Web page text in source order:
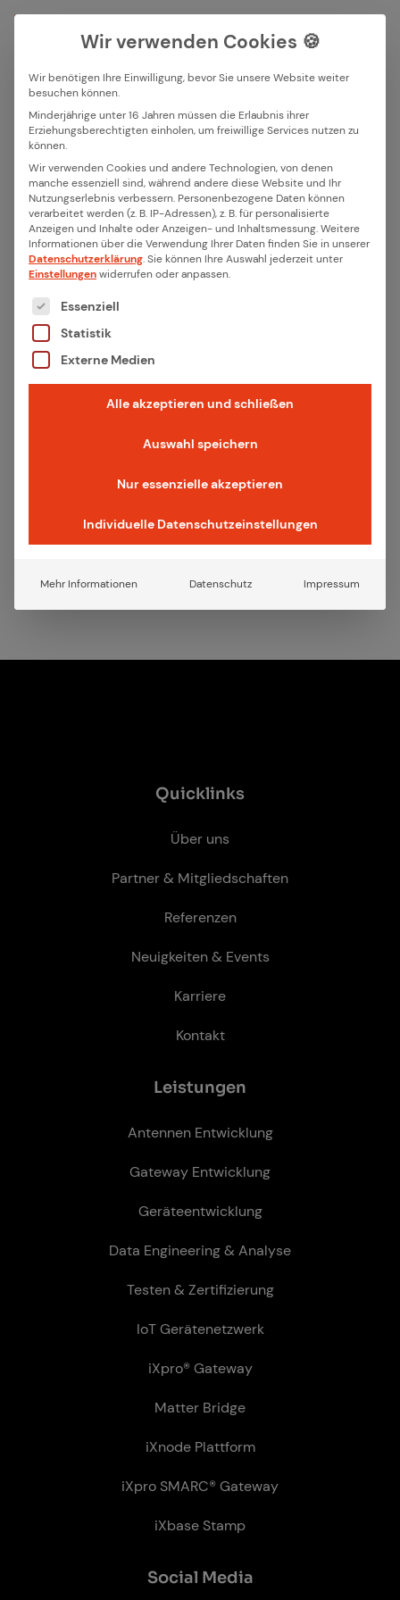
Suchfeld
Alle Bei­trä­ge mit dem
Schlag­wort „Events“
Light & Building 2024 keyvisual
Events
Weiterlesen
Quicklinks
Über uns
Partner & Mitgliedschaften
Referenzen
Neuigkeiten & Events
Karriere
Kontakt
Leis­tun­gen
Antennen Entwicklung
Gateway Entwicklung
Geräteentwicklung
Data Engineering & Analyse
Testen & Zertifizierung
IoT Gerätenetzwerk
iXpro® Gateway
Matter Bridge
iXnode Plattform
iXpro SMARC® Gateway
iXbase Stamp
So­ci­al Me­dia
Wir verwenden Cookies 🍪
Wir benötigen Ihre Einwilligung, bevor Sie unsere Website weiter
besuchen können.
Minderjährige unter 16 Jahren müssen die Erlaubnis ihrer
Erziehungsberechtigten einholen, um freiwillige Services nutzen zu
können.
Wir verwenden Cookies und andere Technologien, von denen
manche essenziell sind, während andere diese Website und Ihr
Nutzungserlebnis verbessern. Personenbezogene Daten können
verarbeitet werden (z. B. IP-Adressen), z. B. für personalisierte
Anzeigen und Inhalte oder Anzeigen- und Inhaltsmessung.Weitere
Informationen über die Verwendung Ihrer Daten finden Sie in unserer
Datenschutzerklärung.Sie können Ihre Auswahl jederzeit unter
Einstellungenwiderrufen oder anpassen.
Es folgt eine Liste der Service-Gruppen, für die
Essenziell
Statistik
Externe Medien
Alle akzeptieren und schließen
Auswahl speichern
Nur essenzielle akzeptieren
Individuelle Datenschutzeinstellungen
Mehr Informationen Datenschutz Impressum